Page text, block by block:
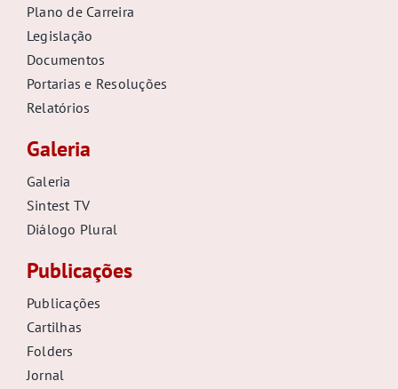
Plano de Carreira
Legislação
Documentos
Portarias e Resoluções
Relatórios
Galeria
Galeria
Sintest TV
Diálogo Plural
Publicações
Publicações
Cartilhas
Folders
Jornal